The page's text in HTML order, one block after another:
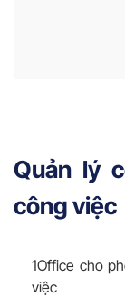
Quản lý
công việc
1Office cho
việc